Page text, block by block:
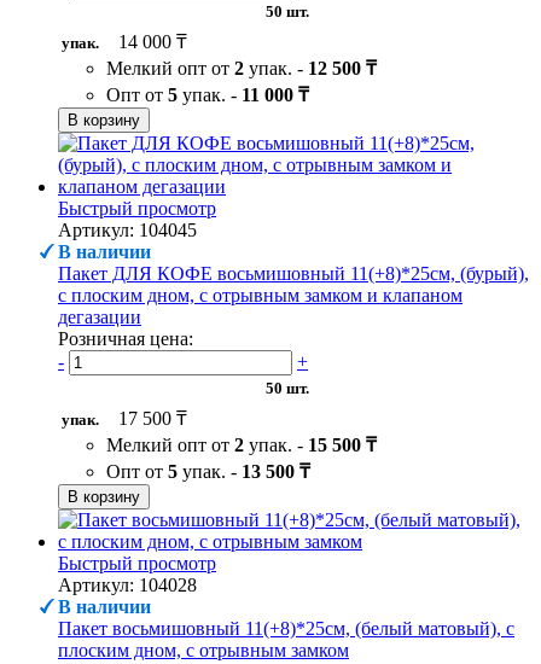
50 шт.
упак.
14 000 ₸
Мелкий опт от 2 упак. - 12 500 ₸
Опт от 5 упак. - 11 000 ₸
В корзину
Быстрый просмотр
Артикул: 104045
В наличии
Пакет ДЛЯ КОФЕ восьмишовный 11(+8)*25см, (бурый),
с плоским дном, с отрывным замком и клапаном
дегазации
Розничная цена:
-
+
50 шт.
упак.
17 500 ₸
Мелкий опт от 2 упак. - 15 500 ₸
Опт от 5 упак. - 13 500 ₸
В корзину
Быстрый просмотр
Артикул: 104028
В наличии
Пакет восьмишовный 11(+8)*25см, (белый матовый), с
плоским дном, с отрывным замком